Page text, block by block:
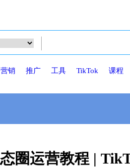
营销 推广 工具 TikTok 课程
圈运营教程 |